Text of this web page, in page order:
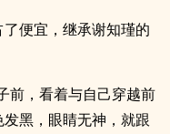
便宜，继承谢知瑾的
前，看着与自己穿越前
黑，眼睛无神，就跟